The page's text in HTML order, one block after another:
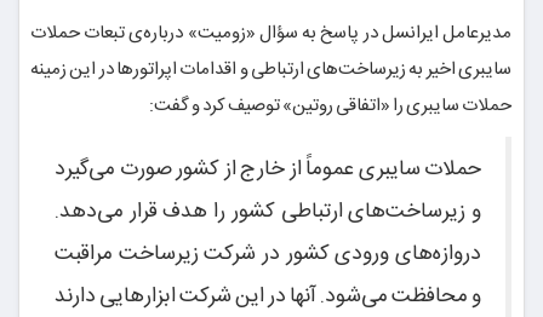
مدیرعامل ایرانسل در پاسخ به سؤال «زومیت» درباره‌ی تبعات حملات
سایبری اخیر به زیرساخت‌های ارتباطی و اقدامات اپراتورها در این زمینه
حملات سایبری را «اتفاقی روتین» توصیف کرد و گفت:
حملات سایبری عموماً از خارج از کشور صورت می‌گیرد
و زیرساخت‌های ارتباطی کشور را هدف قرار می‌دهد.
دروازه‌های ورودی کشور در شرکت زیرساخت مراقبت
و محافظت می‌شود. آنها در این شرکت ابزارهایی دارند